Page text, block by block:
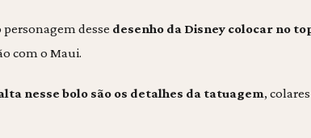
desse desenho da Disney colocar no
com o Maui.
nesse bolo são os detalhes da tatuagem,